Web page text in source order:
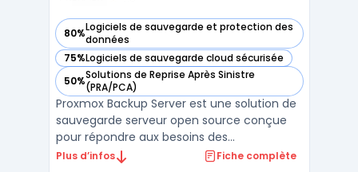
80%Logiciels de sauvegarde et protection des
données
— voir Proxmox Backup Server dans cette catégorie
75%Logiciels de sauvegarde cloud sécurisée
— voir Proxmox Backup Server dans cette catégorie
50%Solutions de Reprise Après Sinistre
(PRA/PCA)
— voir Proxmox Backup Server dans cette catégorie
Proxmox Backup Server est une solution de
sauvegarde serveur open source conçue
pour répondre aux besoins des
environnements de virtualisation et des
Plus d’infos Fiche complète